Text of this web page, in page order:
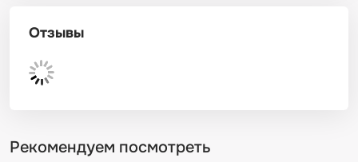
Отзывы
Рекомендуем посмотреть